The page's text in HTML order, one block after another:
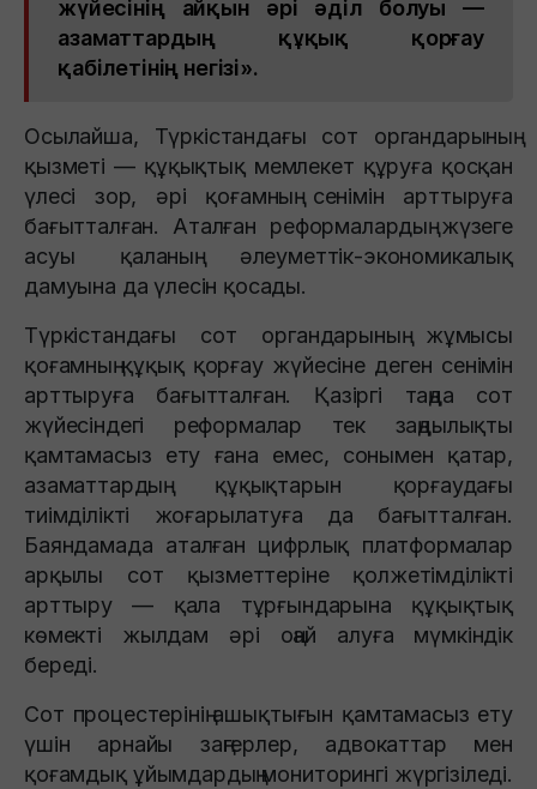
жүйесінің айқын әрі әділ болуы —
азаматтардың құқық қорғау
қабілетінің негізі».
Осылайша, Түркістандағы сот органдарының
қызметі — құқықтық мемлекет құруға қосқан
үлесі зор, әрі қоғамның сенімін арттыруға
бағытталған. Аталған реформалардың жүзеге
асуы қаланың әлеуметтік-экономикалық
дамуына да үлесін қосады.
Түркістандағы сот органдарының жұмысы
қоғамның құқық қорғау жүйесіне деген сенімін
арттыруға бағытталған. Қазіргі таңда сот
жүйесіндегі реформалар тек заңдылықты
қамтамасыз ету ғана емес, сонымен қатар,
азаматтардың құқықтарын қорғаудағы
тиімділікті жоғарылатуға да бағытталған.
Баяндамада аталған цифрлық платформалар
арқылы сот қызметтеріне қолжетімділікті
арттыру — қала тұрғындарына құқықтық
көмекті жылдам әрі оңай алуға мүмкіндік
береді.
Сот процестерінің ашықтығын қамтамасыз ету
үшін арнайы заңгерлер, адвокаттар мен
қоғамдық ұйымдардың мониторингі жүргізіледі.